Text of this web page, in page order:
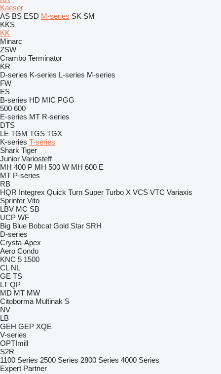
Kaeser
AS BS ESD M-series SK SM
KKS
KK
Minarc
ZSW
Crambo Terminator
KR
D-series K-series L-series M-series
FW
ES
B-series HD MIC PGG
500 600
E-series MT R-series
DTS
LE TGM TGS TGX
K-series T-series
Shark Tiger
Junior Variosteff
MH 400 P MH 500 W MH 600 E
MT P-series
RB
HQR Integrex Quick Turn Super Turbo X VCS VTC Variaxis
Sprinter Vito
LBV MC SB
UCP WF
Big Blue Bobcat Gold Star SRH
D-series
Crysta-Apex
Aero Condo
KNC 5 1500
CL NL
GE TS
LT QP
MD MT MW
Citoborma Multinak S
NV
LB
GEH GEP XQE
V-series
OPTImill
S2R
1100 Series 2500 Series 2800 Series 4000 Series
Expert Partner